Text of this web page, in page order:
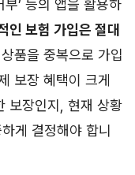
부’ 등의 앱을 활용하
인 보험 가입은 절대
품을 중복으로 가입
보장 혜택이 크게
보장인지, 현재 상황
게 결정해야 합니